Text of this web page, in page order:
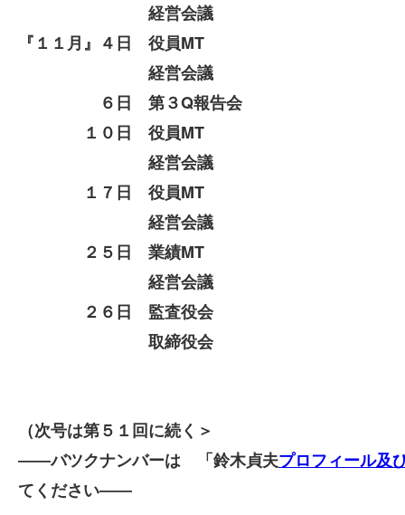
経営会議
『１１月』４日 役員MT
経営会議
６日 第３Q報告会
１０日 役員MT
経営会議
１７日 役員MT
経営会議
２５日 業績MT
経営会議
２６日 監査役会
取締役会
（次号は第５１回に続く＞
――バツクナンバーは 「鈴木貞夫プロフィール及
てください――